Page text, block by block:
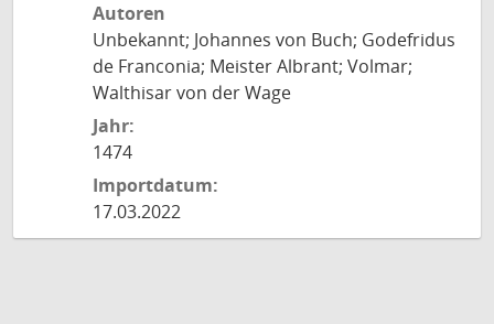
Autoren
Unbekannt; Johannes von Buch; Godefridus
de Franconia; Meister Albrant; Volmar;
Walthisar von der Wage
Jahr:
1474
Importdatum:
17.03.2022